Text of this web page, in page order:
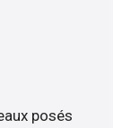
posés